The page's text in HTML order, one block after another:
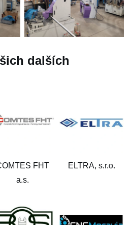
dalších
FHT
a.s.
ELTRA, s.r.o.